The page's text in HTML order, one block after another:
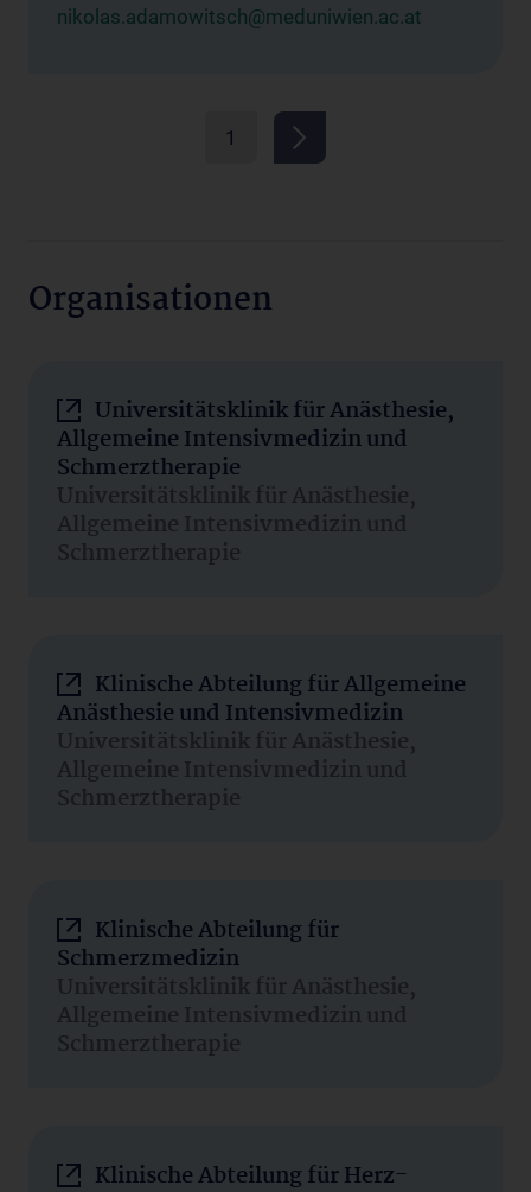
nikolas.adamowitsch@meduniwien.ac.at
1
Organisationen
Universitätsklinik für Anästhesie,
Allgemeine Intensivmedizin und
Schmerztherapie
Universitätsklinik für Anästhesie,
Allgemeine Intensivmedizin und
Schmerztherapie
Klinische Abteilung für Allgemeine
Anästhesie und Intensivmedizin
Universitätsklinik für Anästhesie,
Allgemeine Intensivmedizin und
Schmerztherapie
Klinische Abteilung für
Schmerzmedizin
Universitätsklinik für Anästhesie,
Allgemeine Intensivmedizin und
Schmerztherapie
Klinische Abteilung für Herz-